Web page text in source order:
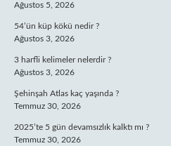
Ağustos 5, 2026
54’ün küp kökü nedir ?
Ağustos 3, 2026
3 harfli kelimeler nelerdir ?
Ağustos 3, 2026
Şehinşah Atlas kaç yaşında ?
Temmuz 30, 2026
2025’te 5 gün devamsızlık kalktı mı ?
Temmuz 30, 2026